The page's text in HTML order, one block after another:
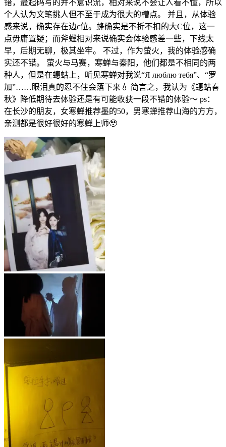
错，最起码写的并不意识流，相对来说不会让人看不懂，所以
个人认为文笔挑人但不至于成为很大的槽点。 并且，从体验
感来说，确实存在边c位。蜂确实是不折不扣的大C位，这一
点毋庸置疑；而斧螳相对来说确实会体验感差一些，下线太
早，后期无聊，极其坐牢。 不过，作为萤火，我的体验感确
实还不错。 萤火与马赛，寒蝉与秦阳，他们都是不相同的两
种人，但是在蟪蛄上，听见寒蝉对我说“Я люблю тебя”、“罗
加”……眼泪真的忍不住会落下来💧 简言之，我认为《蟪蛄春
秋》降低期待去体验还是有可能收获一段不错的体验～ ps：
在长沙的朋友，女寒蝉推荐墨的50，男寒蝉推荐山海的方方，
亲测都是很好很好的寒蝉上师🥹